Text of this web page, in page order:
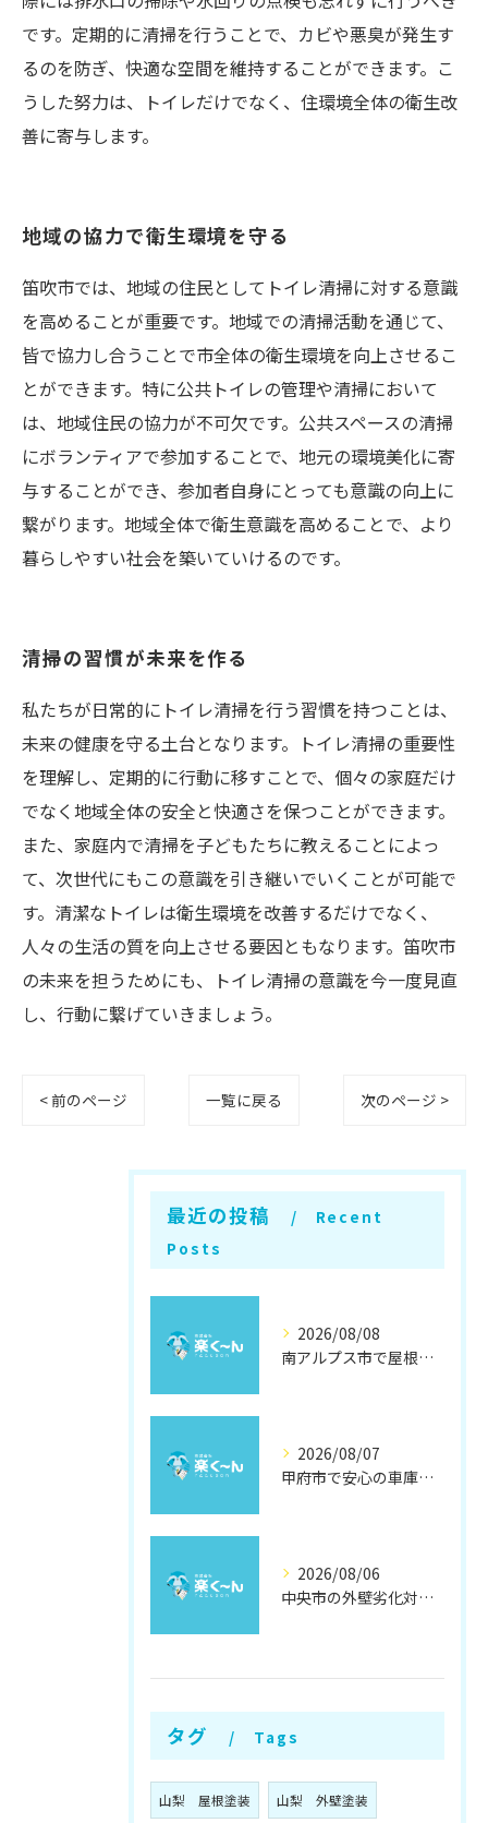
です。定期的に清掃を行うことで、カビや悪臭が発生す
るのを防ぎ、快適な空間を維持することができます。こ
うした努力は、トイレだけでなく、住環境全体の衛生改
善に寄与します。
地域の協力で衛生環境を守る
笛吹市では、地域の住民としてトイレ清掃に対する意識
を高めることが重要です。地域での清掃活動を通じて、
皆で協力し合うことで市全体の衛生環境を向上させるこ
とができます。特に公共トイレの管理や清掃において
は、地域住民の協力が不可欠です。公共スペースの清掃
にボランティアで参加することで、地元の環境美化に寄
与することができ、参加者自身にとっても意識の向上に
繋がります。地域全体で衛生意識を高めることで、より
暮らしやすい社会を築いていけるのです。
清掃の習慣が未来を作る
私たちが日常的にトイレ清掃を行う習慣を持つことは、
未来の健康を守る土台となります。トイレ清掃の重要性
を理解し、定期的に行動に移すことで、個々の家庭だけ
でなく地域全体の安全と快適さを保つことができます。
また、家庭内で清掃を子どもたちに教えることによっ
て、次世代にもこの意識を引き継いでいくことが可能で
す。清潔なトイレは衛生環境を改善するだけでなく、
人々の生活の質を向上させる要因ともなります。笛吹市
の未来を担うためにも、トイレ清掃の意識を今一度見直
し、行動に繋げていきましょう。
< 前のページ 一覧に戻る 次のページ >
最近の投稿
Recent
Posts
2026/08/08
南アルプス市で屋根遮熱塗装の効果徹底解説
2026/08/07
甲府市で安心の車庫屋根修理方法
2026/08/06
中央市の外壁劣化対策と補修方法
タグ Tags
山梨 屋根塗装 山梨 外壁塗装